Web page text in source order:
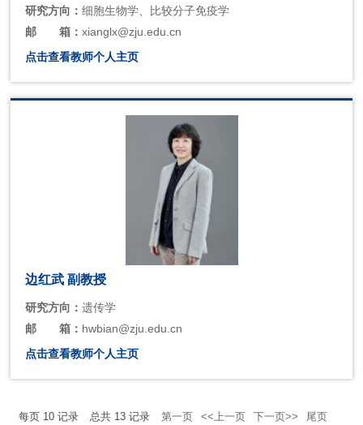
研究方向：细胞生物学、比较分子免疫学
邮
箱：xianglx@zju.edu.cn
点击查看教师个人主页
边红武 副教授
研究方向：遗传学
邮
箱： hwbian@zju.edu.cn
点击查看教师个人主页
每页 10 记录 总共 13 记录 第一页 <<上一页 下一页>>
尾页